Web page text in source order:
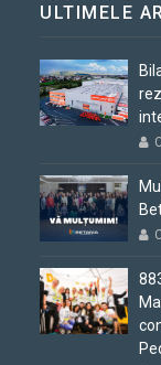
ULTIMELE